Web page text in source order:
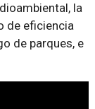
la
de eficiencia
de parques, e